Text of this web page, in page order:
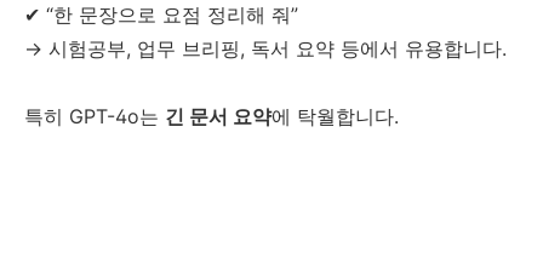
✔ “한 문장으로 요점 정리해 줘”
→ 시험공부, 업무 브리핑, 독서 요약 등에서 유용합니다.
특히 GPT-4o는 긴 문서 요약에 탁월합니다.